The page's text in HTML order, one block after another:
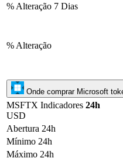
% Alteração 7 Dias
% Alteração
Onde comprar Microsoft
MSFTX Indicadores 24h
USD
Abertura 24h
Mínimo 24h
Máximo 24h